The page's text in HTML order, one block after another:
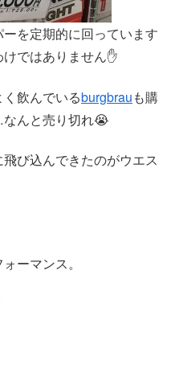
を定期的に回っています
ではありません✋
飲んでいるburgbrauも購
んと売り切れ😭
び込んできたのがウエス
ーマンス。